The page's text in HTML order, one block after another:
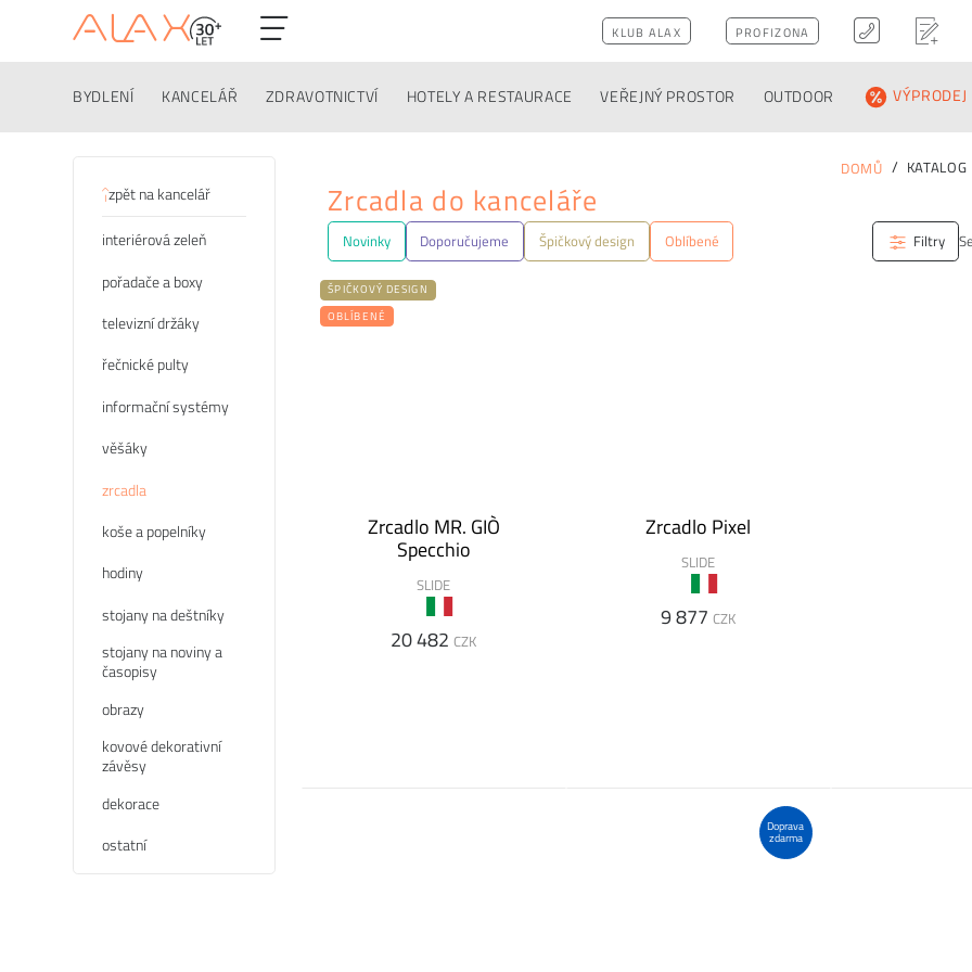
KLUB ALAX PROFIZONA
BYDLENÍ KANCELÁŘ ZDRAVOTNICTVÍ HOTELY A RESTAURACE VEŘEJNÝ PROSTOR OUTDOOR VÝPRODEJ
zpět na kancelář
interiérová zeleň
pořadače a boxy
televizní držáky
řečnické pulty
informační systémy
věšáky
zrcadla
koše a popelníky
hodiny
stojany na deštníky
stojany na noviny a
časopisy
obrazy
kovové dekorativní
závěsy
dekorace
ostatní
DOMŮ KATALOG
Zrcadla do kanceláře
Novinky Doporučujeme Špičkový design Oblíbené Filtry
ŠPIČKOVÝ DESIGN
OBLÍBENÉ
Zrcadlo MR. GIÒ
Specchio
SLIDE
20 482 CZK
Zrcadlo Pixel
SLIDE
9 877 CZK
Doprava
zdarma